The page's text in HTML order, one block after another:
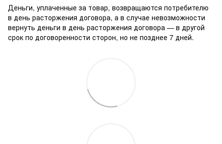
Деньги, уплаченные за товар, возвращаются потребителю
в день расторжения договора, а в случае невозможности
вернуть деньги в день расторжения договора — в другой
срок по договоренности сторон, но не позднее 7 дней.